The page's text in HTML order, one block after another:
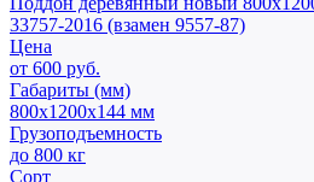
33757-2016 (взамен 9557-87)
Цена
от 600 руб.
Габариты (мм)
800х1200х144 мм
Грузоподъемность
до 800 кг
Сорт